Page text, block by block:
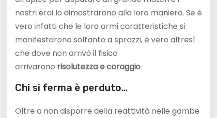
nostri eroi lo dimostrarono alla loro maniera. Se è
vero infatti che le loro armi caratteristiche si
manifestarono soltanto a sprazzi, è vero altresì
che dove non arrivò il fisico
arrivarono risolutezza e coraggio.
Chi si ferma è perduto…
Oltre a non disporre della reattività nelle gambe